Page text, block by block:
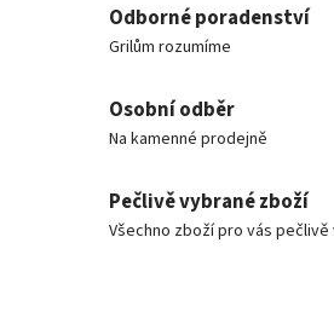
Odborné poradenství
Grilům rozumíme
Osobní odběr
Na kamenné prodejně
Pečlivě vybrané zboží
Všechno zboží pro vás pečlivě